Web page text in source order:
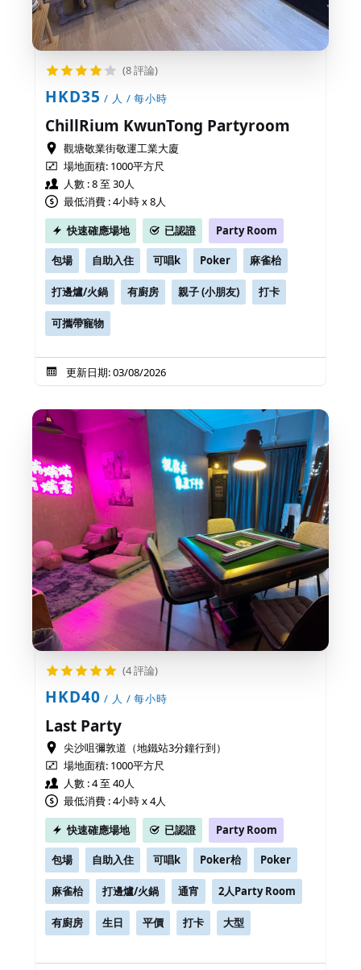
(8 評論)
HKD35 / 人 / 每小時
ChillRium KwunTong Partyroom
觀塘敬業街敬運工業大廈
場地面積: 1000平方尺
人數 : 8 至 30人
最低消費 : 4小時 x 8人
快速確應場地
已認證 Party Room
包場 自助入住 可唱k Poker 麻雀枱
打邊爐/火鍋 有廚房 親子 (小朋友) 打卡
可攜帶寵物
更新日期: 03/08/2026
(4 評論)
HKD40 / 人 / 每小時
Last Party
尖沙咀彌敦道（地鐵站3分鐘行到）
場地面積: 1000平方尺
人數 : 4 至 40人
最低消費 : 4小時 x 4人
快速確應場地
已認證 Party Room
包場 自助入住 可唱k Poker枱 Poker
麻雀枱 打邊爐/火鍋 通宵 2人Party Room
有廚房 生日 平價 打卡 大型